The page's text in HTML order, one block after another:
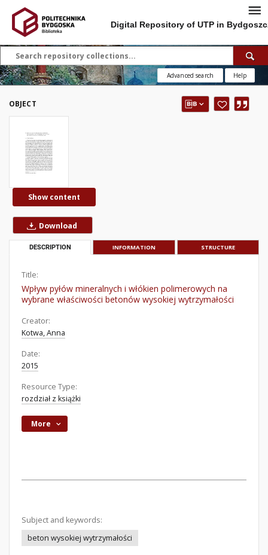
Digital Repository of UTP in
Advanced search Help
OBJECT
Show content
Download
DESCRIPTION INFORMATION STRUCTURE
Title:
Wpływ pyłów mineralnych i włókien polimerowych na
wybrane właściwości betonów wysokiej wytrzymałości
Creator:
Kotwa, Anna
Date:
2015
Resource Type:
rozdział z książki
More
Subject and keywords:
beton wysokiej wytrzymałości